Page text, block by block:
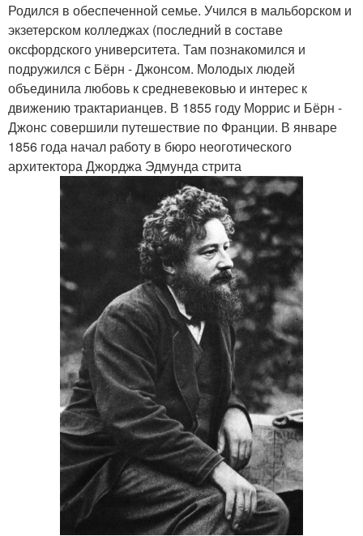
Родился в обеспеченной семье. Учился в мальборском и
экзетерском колледжах (последний в составе
оксфордского университета. Там познакомился и
подружился с Бёрн - Джонсом. Молодых людей
объединила любовь к средневековью и интерес к
движению трактарианцев. В 1855 году Моррис и Бёрн -
Джонс совершили путешествие по Франции. В январе
1856 года начал работу в бюро неоготического
архитектора Джорджа Эдмунда стрита